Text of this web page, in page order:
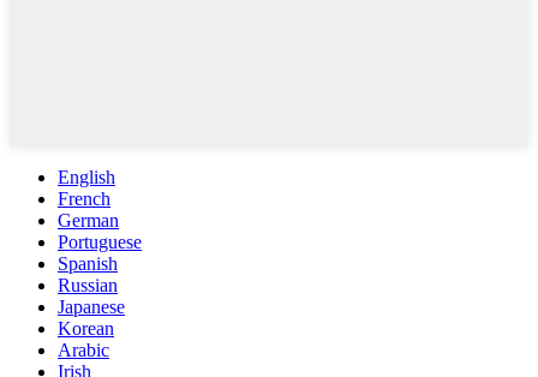
English
French
German
Portuguese
Spanish
Russian
Japanese
Korean
Arabic
Irish